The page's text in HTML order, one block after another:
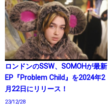
ロンドンのSSW、SOMOHが最新
EP『Problem Child』を2024年2
月22日にリリース！
23/12/28